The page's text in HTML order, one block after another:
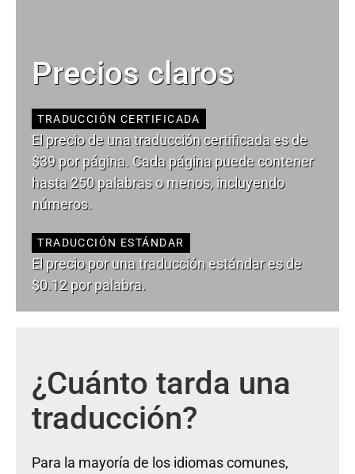
Precios claros
TRADUCCIÓN CERTIFICADA
El precio de una traducción certificada es de
$39 por página. Cada página puede contener
hasta 250 palabras o menos, incluyendo
números.
TRADUCCIÓN ESTÁNDAR
El precio por una traducción estándar es de
$0.12 por palabra.
¿Cuánto tarda una
traducción?
Para la mayoría de los idiomas comunes,